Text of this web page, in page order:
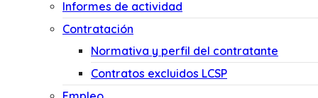
Informes de actividad
Contratación
Normativa y perfil del contratante
Contratos excluidos LCSP